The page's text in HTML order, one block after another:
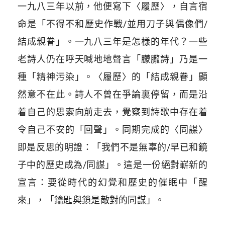
一九八三年以前，他便寫下〈履歷〉，自言宿
命是「不得不和歷史作戰/並用刀子與偶像們/
結成親眷」。一九八三年是怎樣的年代？一些
老詩人仍在呼天喊地地聲言「朦朧詩」乃是一
種「精神污染」。〈履歷〉的「結成親眷」顯
然意不在此。詩人不曾在爭論裏停留，而是沿
着自己的思索向前走去，覺察到詩歌中存在着
令自己不安的「回聲」。同期完成的〈同謀〉
即是反思的明證：「我們不是無辜的/早已和鏡
子中的歷史成為/同謀」。這是一份絕對嶄新的
宣言：要從時代的幻覺和歷史的催眠中「醒
來」，「鑰匙與鎖是敵對的同謀」。